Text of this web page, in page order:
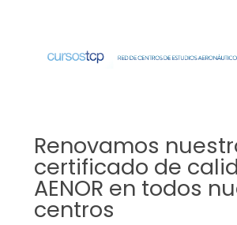
Renovamos
certificado de
AENOR en todos
centros